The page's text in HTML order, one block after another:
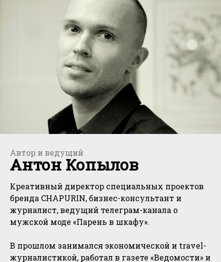
Автор и ведущий
Антон Копылов
Креативный директор специальных проектов
бренда CHAPURIN, бизнес-консультант и
журналист, ведущий телеграм-канала о
мужской моде «Парень в шкафу».
В прошлом занимался экономической и travel-
журналистикой, работал в газете «Ведомости» и